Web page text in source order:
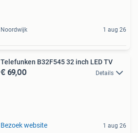
Noordwijk 1 aug 26
Telefunken B32F545 32 inch LED TV
€ 69,00 Details
Bezoek website 1 aug 26